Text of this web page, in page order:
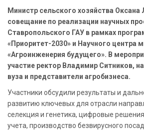
Министр сельского хозяйства Оксана
совещание по реализации научных
Ставропольского ГАУ в рамках
«Приоритет-2030» и Научного центра
«Агроинженерия будущего». В
участие ректор Владимир Ситников,
вуза и представители агробизнеса.
Участники обсудили результаты и
развитию ключевых для отрасли
селекция и генетика, цифровые
учета, производство безвирусного